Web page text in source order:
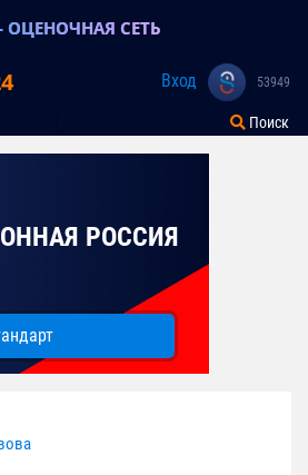
СЕТЬ
Вход 53949
Поиск
РОССИЯ